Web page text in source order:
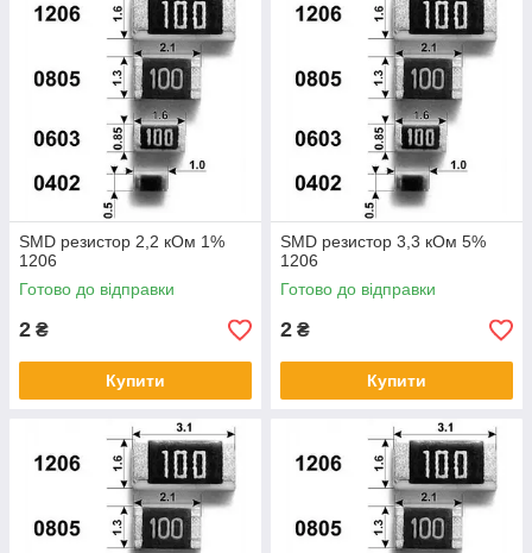
SMD резистор 2,2 кОм 1%
1206
Готово до відправки
2 ₴
Купити
SMD резистор 3,3 кОм 5%
1206
Готово до відправки
2 ₴
Купити